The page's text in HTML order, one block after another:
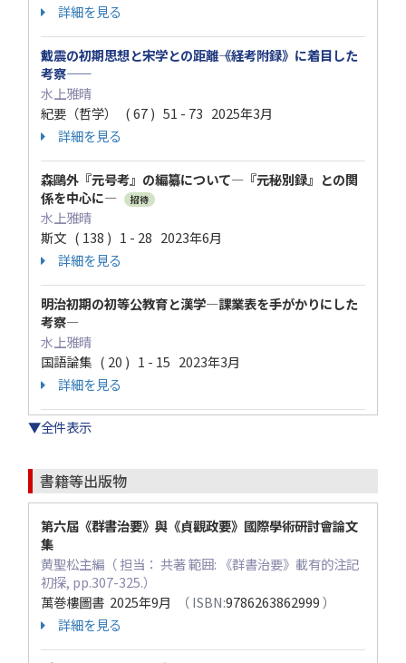
詳細を見る
戴震の初期思想と宋学との距離――《経考附録》に着目した
考察――
水上雅晴
紀要（哲学） ( 67 ) 51 - 73 2025年3月
詳細を見る
森鷗外『元号考』の編纂について―『元秘別録』との関
係を中心に―
招待
水上雅晴
斯文 ( 138 ) 1 - 28 2023年6月
詳細を見る
明治初期の初等公教育と漢学―課業表を手がかりにした
考察―
水上雅晴
国語論集 ( 20 ) 1 - 15 2023年3月
詳細を見る
▼全件表示
書籍等出版物
第六屆《群書治要》與《貞觀政要》國際學術研討會論文
集
黄聖松主編（ 担当： 共著 範囲: 《群書治要》載有的注記
初探, pp.307-325.）
萬巻樓圖書 2025年9月
（ ISBN:9786263862999）
詳細を見る